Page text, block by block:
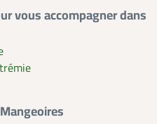
vous accompagner dans